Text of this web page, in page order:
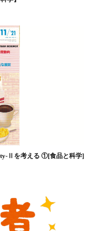
Ⅱを考える ①[食品と科学]